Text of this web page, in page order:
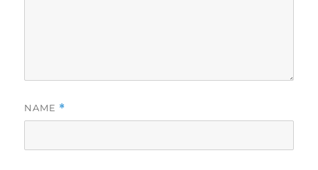
NAME *